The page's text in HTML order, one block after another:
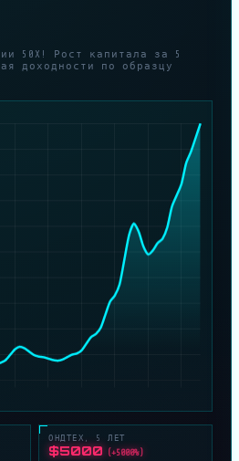
50X! Рост капитала за 5
доходности по образцу
ОНДТЕХ, 5 ЛЕТ
$5000 (+5000%)